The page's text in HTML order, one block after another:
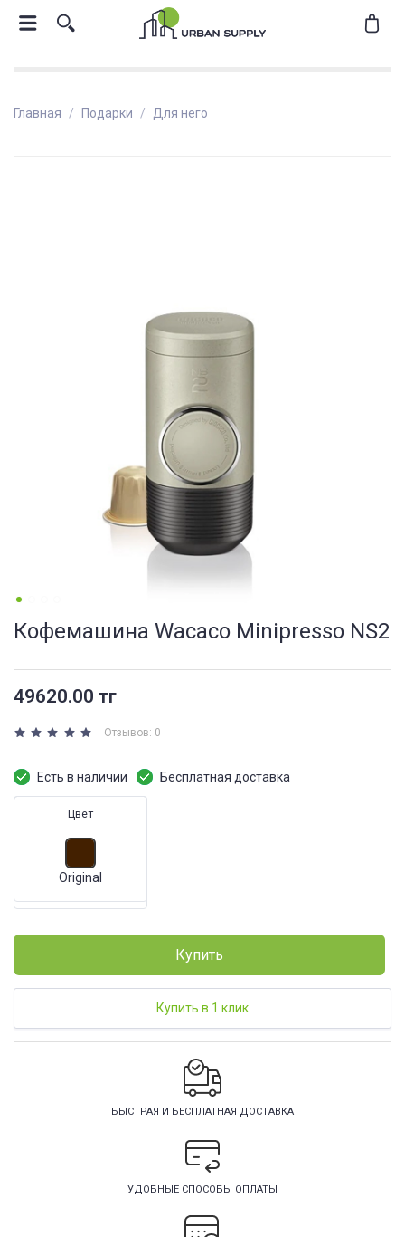
Главная Подарки Для него
Кофемашина Wacaco Minipresso NS2
49620.00 тг
Отзывов: 0
Есть в наличии Бесплатная доставка
Цвет
Original
Купить
Купить в 1 клик
БЫСТРАЯ И БЕСПЛАТНАЯ ДОСТАВКА
УДОБНЫЕ СПОСОБЫ ОПЛАТЫ